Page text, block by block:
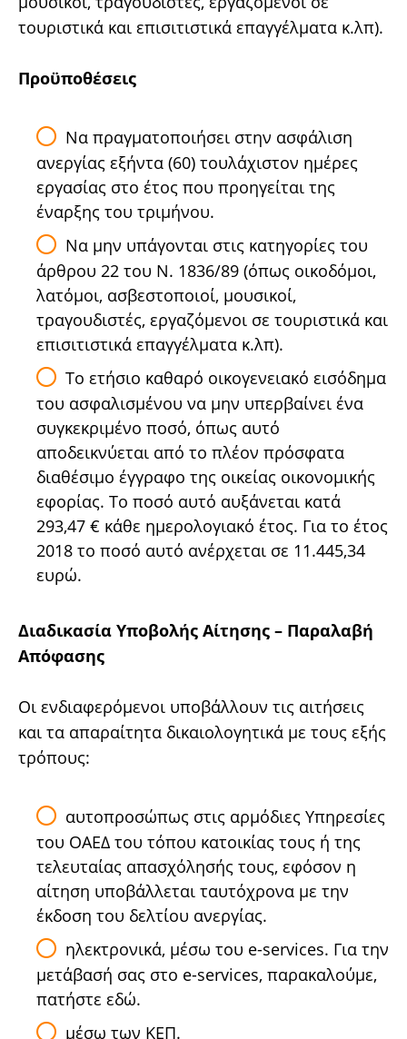
τουριστικά και επισιτιστικά επαγγέλματα κ.λπ).
Προϋποθέσεις
Να πραγματοποιήσει στην ασφάλιση
ανεργίας εξήντα (60) τουλάχιστον ημέρες
εργασίας στο έτος που προηγείται της
έναρξης του τριμήνου.
Να μην υπάγονται στις κατηγορίες του
άρθρου 22 του Ν. 1836/89 (όπως οικοδόμοι,
λατόμοι, ασβεστοποιοί, μουσικοί,
τραγουδιστές, εργαζόμενοι σε τουριστικά και
επισιτιστικά επαγγέλματα κ.λπ).
Το ετήσιο καθαρό οικογενειακό εισόδημα
του ασφαλισμένου να μην υπερβαίνει ένα
συγκεκριμένο ποσό, όπως αυτό
αποδεικνύεται από το πλέον πρόσφατα
διαθέσιμο έγγραφο της οικείας οικονομικής
εφορίας. Το ποσό αυτό αυξάνεται κατά
293,47 € κάθε ημερολογιακό έτος. Για το έτος
2018 το ποσό αυτό ανέρχεται σε 11.445,34
ευρώ.
Διαδικασία Υποβολής Αίτησης – Παραλαβή
Απόφασης
Οι ενδιαφερόμενοι υποβάλλουν τις αιτήσεις
και τα απαραίτητα δικαιολογητικά με τους εξής
τρόπους:
αυτοπροσώπως στις αρμόδιες Υπηρεσίες
του ΟΑΕΔ του τόπου κατοικίας τους ή της
τελευταίας απασχόλησής τους, εφόσον η
αίτηση υποβάλλεται ταυτόχρονα με την
έκδοση του δελτίου ανεργίας.
ηλεκτρονικά, μέσω του e-services. Για την
μετάβασή σας στο e-services, παρακαλούμε,
πατήστε εδώ.
μέσω των ΚΕΠ.